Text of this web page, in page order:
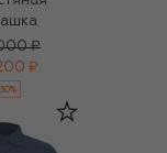
₽
₽
30%